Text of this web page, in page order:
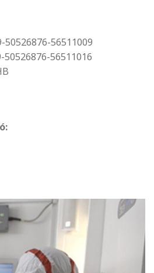
50526876-56511009
50526876-56511016